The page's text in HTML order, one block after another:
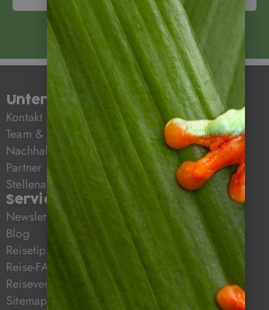
Unternehmen
Kontakt
Team & Mission
Nachhaltiges Reisen mit Napur Tours
Partner
Stellenangebote
Service
Newsletter
Blog
Reisetipps
Reise-FAQ
Reiseversicherung
Sitemap